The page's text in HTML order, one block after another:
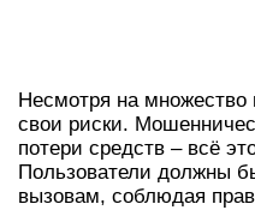
Несмотря на множество
свои риски.
потери средств – всё
Пользователи должны
вызовам, соблюдая